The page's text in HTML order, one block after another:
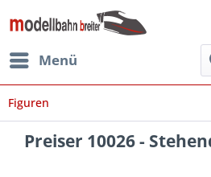
Menü
Figuren
Preiser 10026 -